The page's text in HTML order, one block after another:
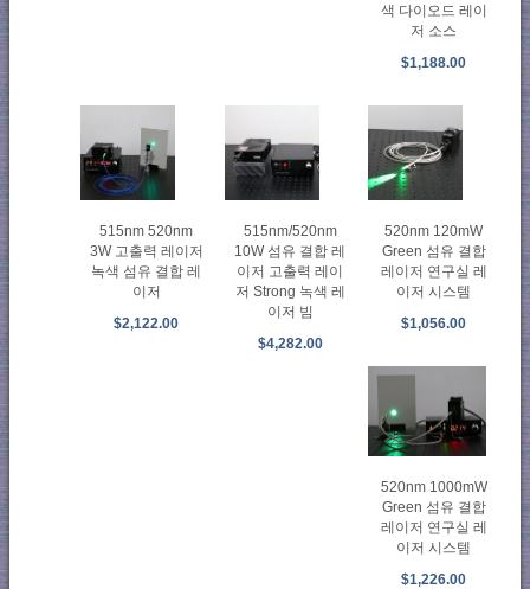
색 다이오드 레이
저 소스
$1,188.00
515nm 520nm
3W 고출력 레이저
녹색 섬유 결합 레
이저
$2,122.00
515nm/520nm
10W 섬유 결합 레
이저 고출력 레이
저 Strong 녹색 레
이저 빔
$4,282.00
520nm 120mW
Green 섬유 결합
레이저 연구실 레
이저 시스템
$1,056.00
520nm 1000mW
Green 섬유 결합
레이저 연구실 레
이저 시스템
$1,226.00